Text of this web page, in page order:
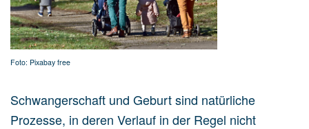
Foto: Pixabay free
Schwangerschaft und Geburt sind natürliche
Prozesse, in deren Verlauf in der Regel nicht